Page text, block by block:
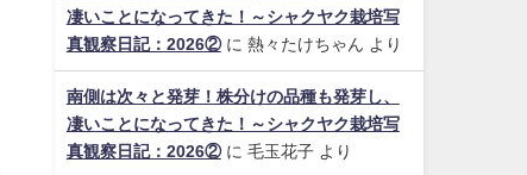
凄いことになってきた！～シャクヤク栽培写
真観察日記：2026②に 熱々たけちゃん より
南側は次々と発芽！株分けの品種も発芽し、
凄いことになってきた！～シャクヤク栽培写
真観察日記：2026②に 毛玉花子より